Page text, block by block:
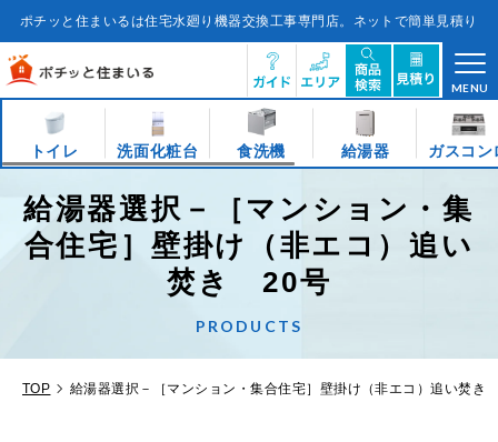
テ
に
ス
キ
プ
ポチッと住まいるは住宅水廻り機器交換工事専門店。ネットで簡単見積り
MENU
トイレ 洗面化粧台 食洗機 給湯器 ガスコン
給湯器選択－［マンション・集
合住宅］壁掛け（非エコ）追い
焚き 20号
PRODUCTS
TOP 給湯器選択－［マンション・集合住宅］壁掛け（非エコ）追い焚